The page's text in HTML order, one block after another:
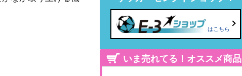
はこちら
いま売れてる！オススメ商品